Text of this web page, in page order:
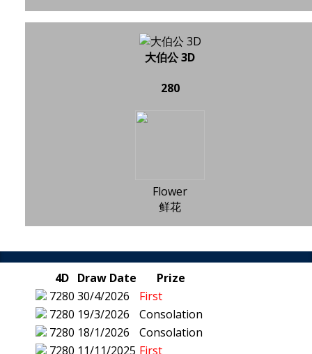
大伯公 3D
280
Flower
鲜花
4D Draw Date
Prize
7280 30/4/2026
First
7280 19/3/2026
Consolation
7280 18/1/2026
Consolation
7280 11/11/2025 First